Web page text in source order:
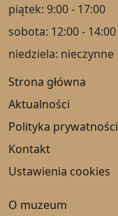
piątek: 9:00 - 17:00
sobota: 12:00 - 14:00
niedziela: nieczynne
Strona główna
Aktualności
Polityka prywatności
Kontakt
Ustawienia cookies
O muzeum